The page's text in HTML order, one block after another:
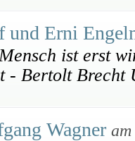
und Erni
ist erst
- Bertolt Brecht
Wagner